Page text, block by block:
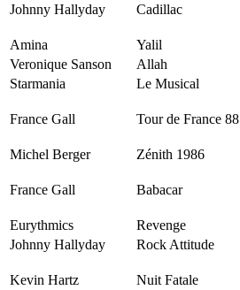
Johnny Hallyday Cadillac
Amina
Yalil
Veronique Sanson
Allah
Starmania
Le Musical
France Gall
Tour de France 88
Michel Berger
Zénith 1986
France Gall
Babacar
Eurythmics
Revenge
Johnny Hallyday
Rock Attitude
Kevin Hartz
Nuit Fatale